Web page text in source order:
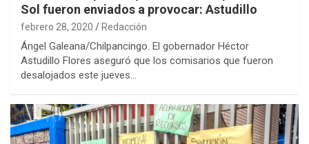
Sol fueron enviados a provocar: Astudillo
febrero 28, 2020 Redacción
Ángel Galeana/Chilpancingo. El gobernador Héctor
Astudillo Flores aseguró que los comisarios que fueron
desalojados este jueves…